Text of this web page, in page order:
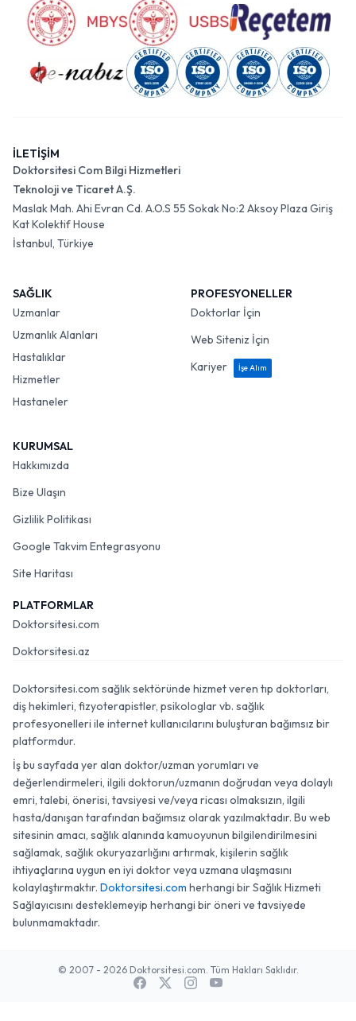
İLETİŞİM
Doktorsitesi Com Bilgi Hizmetleri
Teknoloji ve Ticaret A.Ş.
Maslak Mah. Ahi Evran Cd. A.O.S 55 Sokak No:2 Aksoy Plaza Giriş
Kat Kolektif House
İstanbul, Türkiye
SAĞLIK
Uzmanlar
Uzmanlık Alanları
Hastalıklar
Hizmetler
Hastaneler
PROFESYONELLER
Doktorlar İçin
Web Siteniz İçin
Kariyer
İşe Alım
KURUMSAL
Hakkımızda
Bize Ulaşın
Gizlilik Politikası
Google Takvim Entegrasyonu
Site Haritası
PLATFORMLAR
Doktorsitesi.com
Doktorsitesi.az
Doktorsitesi.com sağlık sektöründe hizmet veren tıp doktorları,
diş hekimleri, fizyoterapistler, psikologlar vb. sağlık
profesyonelleri ile internet kullanıcılarını buluşturan bağımsız bir
platformdur.
İş bu sayfada yer alan doktor/uzman yorumları ve
değerlendirmeleri, ilgili doktorun/uzmanın doğrudan veya dolaylı
emri, talebi, önerisi, tavsiyesi ve/veya ricası olmaksızın, ilgili
hasta/danışan tarafından bağımsız olarak yazılmaktadır. Bu web
sitesinin amacı, sağlık alanında kamuoyunun bilgilendirilmesini
sağlamak, sağlık okuryazarlığını artırmak, kişilerin sağlık
ihtiyaçlarına uygun en iyi doktor veya uzmana ulaşmasını
kolaylaştırmaktır. Doktorsitesi.com herhangi bir Sağlık Hizmeti
Sağlayıcısını desteklemeyip herhangi bir öneri ve tavsiyede
bulunmamaktadır.
© 2007 - 2026 Doktorsitesi.com. Tüm Hakları Saklıdır.